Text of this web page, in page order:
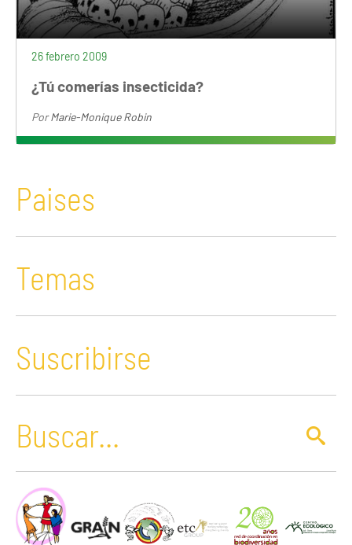
26 febrero 2009
¿Tú comerías insecticida?
PorMarie-Monique Robin
Paises
Temas
Suscribirse